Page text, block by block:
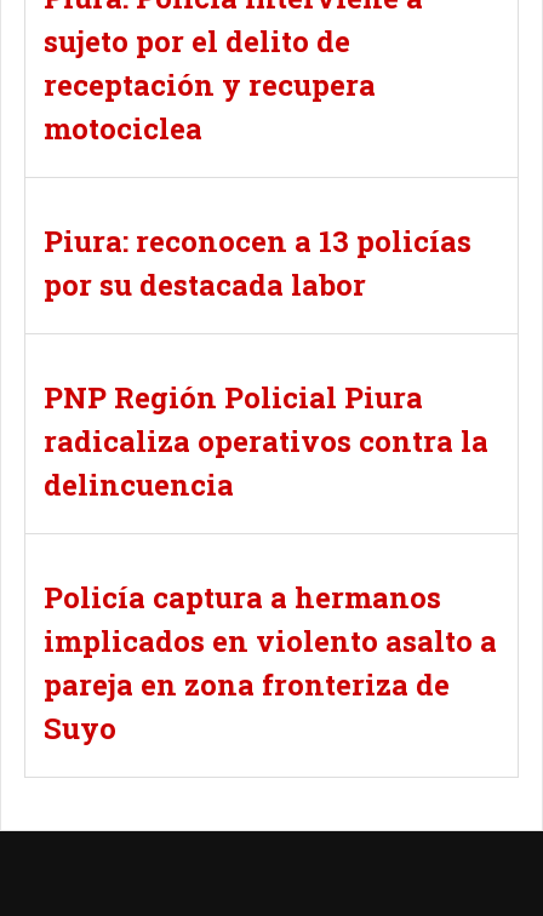
sujeto por el delito de
receptación y recupera
motociclea
Piura: reconocen a 13 policías
por su destacada labor
PNP Región Policial Piura
radicaliza operativos contra la
delincuencia
Policía captura a hermanos
implicados en violento asalto a
pareja en zona fronteriza de
Suyo